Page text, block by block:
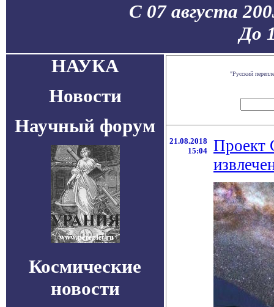
С 07 августа
До
НАУКА
Новости
Научный форум
Космические
новости
"Русский
21.08.2018
15:04
Проект